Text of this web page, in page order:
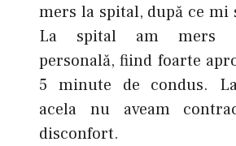
mers la spital, după ce mi
La spital am mers
personală, fiind foarte
5 minute de condus.
acela nu aveam
disconfort.